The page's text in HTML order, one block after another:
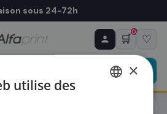
sous 24-72h
🛒
0
♡
achat — notre équipe
personnalisé
×
utilise des